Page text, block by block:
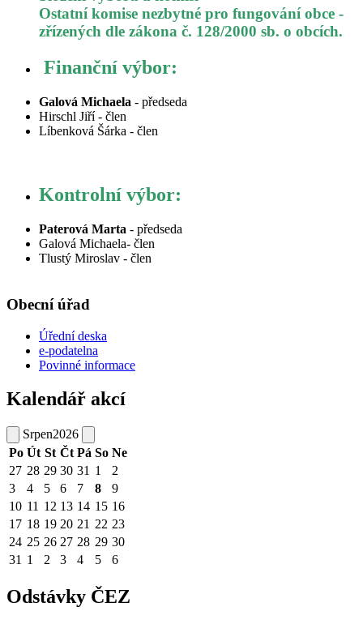
Ostatní komise nezbytné pro fungování obce -
zřízených dle zákona č. 128/2000 sb. o obcích.
Finanční výbor:
Galová Michaela - předseda
Hirschl Jiří - člen
Líbenková Šárka - člen
Kontrolní výbor:
Paterová Marta - předseda
Galová Michaela- člen
Tlustý Miroslav - člen
Obecní úřad
Úřední deska
e-podatelna
Povinné informace
Kalendář akcí
Srpen2026
Po Út St Čt Pá So Ne
27 28 29 30 31 1
2
3
4 5 6 7 8
9
10 11 12 13 14 15 16
17 18 19 20 21 22 23
24 25 26 27 28 29 30
31 1 2 3 4 5 6
Odstávky ČEZ